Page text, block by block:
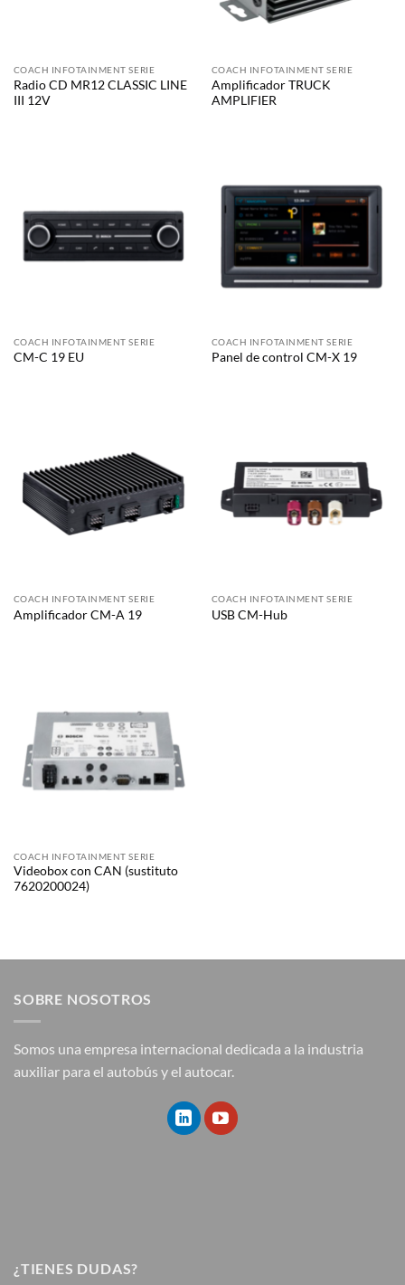
COACH INFOTAINMENT SERIE
Radio CD MR12 CLASSIC LINE
III 12V
COACH INFOTAINMENT SERIE
Amplificador TRUCK
AMPLIFIER
COACH INFOTAINMENT SERIE
CM-C 19 EU
COACH INFOTAINMENT SERIE
Panel de control CM-X 19
COACH INFOTAINMENT SERIE
Amplificador CM-A 19
COACH INFOTAINMENT SERIE
USB CM-Hub
COACH INFOTAINMENT SERIE
Videobox con CAN (sustituto
7620200024)
SOBRE NOSOTROS
Somos una empresa internacional dedicada a la industria
auxiliar para el autobús y el autocar.
¿TIENES DUDAS?